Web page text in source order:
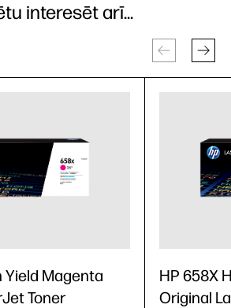
interesēt arī...
Yield Magenta
Toner
HP 658X
Original